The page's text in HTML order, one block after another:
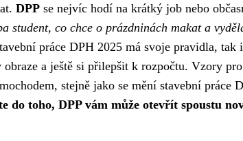
DPP se nejvíc hodí na krátký job nebo
student, co chce o prázdninách makat a
práce DPH 2025 má svoje pravidla, tak
a ještě si přilepšit k rozpočtu. Vzory
stejně jako se mění stavební práce
do toho, DPP vám může otevřít spoustu